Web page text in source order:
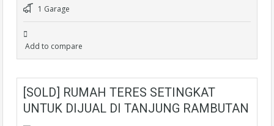
1 Garage
Add to compare
[SOLD] RUMAH TERES SETINGKAT
UNTUK DIJUAL DI TANJUNG RAMBUTAN